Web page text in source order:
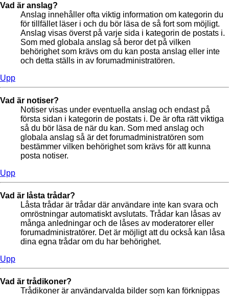
Vad är anslag?
Anslag innehåller ofta viktig information om kategorin du
för tillfället läser i och du bör läsa de så fort som möjligt.
Anslag visas överst på varje sida i kategorin de postats i.
Som med globala anslag så beror det på vilken
behörighet som krävs om du kan posta anslag eller inte
och detta ställs in av forumadministratören.
Upp
Vad är notiser?
Notiser visas under eventuella anslag och endast på
första sidan i kategorin de postats i. De är ofta rätt viktiga
så du bör läsa de när du kan. Som med anslag och
globala anslag så är det forumadministratören som
bestämmer vilken behörighet som krävs för att kunna
posta notiser.
Upp
Vad är låsta trådar?
Låsta trådar är trådar där användare inte kan svara och
omröstningar automatiskt avslutats. Trådar kan låsas av
många anledningar och de låses av moderatorer eller
forumadministratörer. Det är möjligt att du också kan låsa
dina egna trådar om du har behörighet.
Upp
Vad är trådikoner?
Trådikoner är användarvalda bilder som kan förknippas